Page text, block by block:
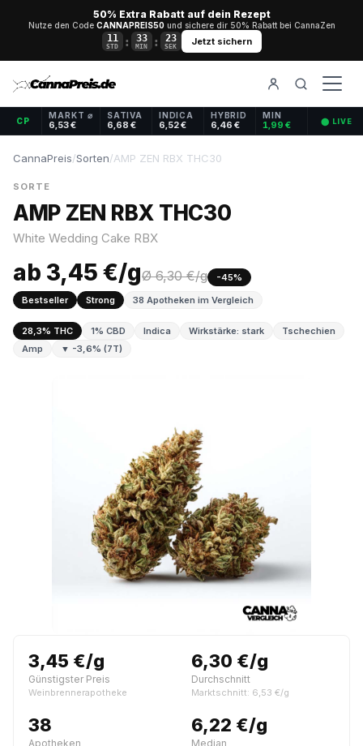
50% Extra Rabatt auf dein Rezept
Nutze den Code CANNAPREIS50und sichere dir 50% Rabatt bei CannaZen
11
STD : 33
MIN : 23
SEK Jetzt sichern
CP
MARKT ⌀
6,53 €
SATIVA
6,68 €
INDICA
6,52 €
HYBRID
6,46 €
MIN
1,99 € ⬤ LIVE
CannaPreis/Sorten/AMP ZEN RBX THC30
SORTE
AMP ZEN RBX THC30
White Wedding Cake RBX
ab 3,45 €/gØ 6,30 €/g
-45%
Bestseller
Strong 38 Apotheken im Vergleich
28,3% THC 1% CBD Indica Wirkstärke: stark
Tschechien
Amp
▼ -3,6% (7T)
3,45 €/g
Günstigster Preis
Weinbrennerapotheke
6,30 €/g
Durchschnitt
Marktschnitt: 6,53 €/g
38
Apotheken
6,22 €/g
Median